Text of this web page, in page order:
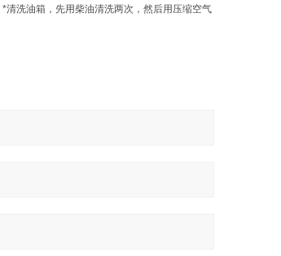
洗油箱，先用柴油清洗两次，然后用压缩空气